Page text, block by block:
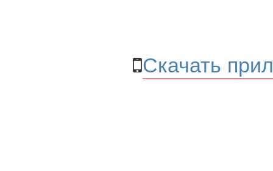
Скачать